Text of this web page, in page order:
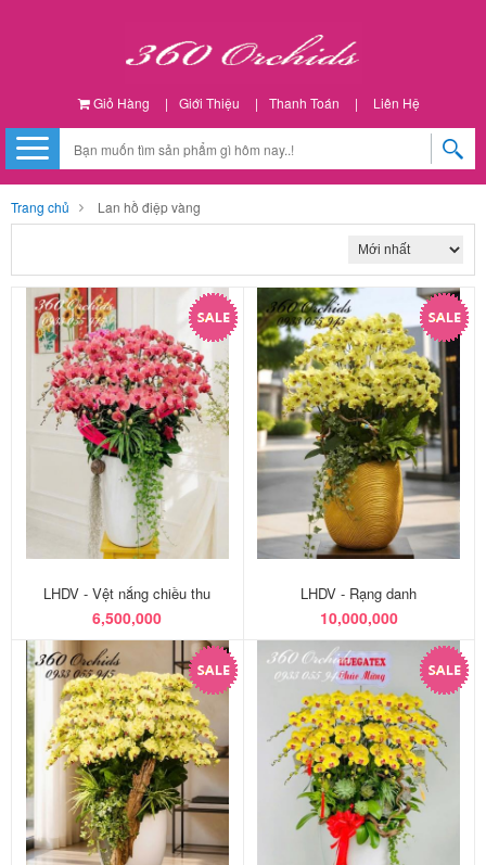
Giỏ Hàng | Giới Thiệu | Thanh Toán | Liên Hệ
Trang chủ Lan hồ điệp vàng
LHDV - Vệt nắng chiều thu
6,500,000
LHDV - Rạng danh
10,000,000